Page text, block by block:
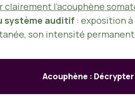
clairement l’acouphène
système auditif : exposition
son intensité
Acouphène :